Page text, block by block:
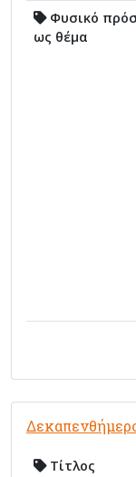
Φυσικό
ως θέμα
Τίτλος